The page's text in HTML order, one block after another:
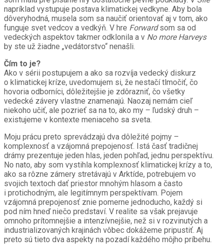
napríklad vystupuje postava klimatickej vedkyne. Aby bola
dôveryhodná, musela som sa naučiť orientovať aj v tom, ako
funguje svet vedcov a vedkýň. V hre Forwardsom sa od
vedeckých aspektov takmer odklonila a v No more Harveys
by ste už žiadne „vedátorstvo“ nenašli.
Čím to je?
Ako v sérii postupujem a ako sa rozvíja vedecký diskurz
o klimatickej kríze, uvedomujem si, že nestačí tlmočiť, čo
hovoria odborníci, dôležitejšie je zdôrazniť, čo všetky
vedecké závery vlastne znamenajú. Naozaj nemám cieľ
niekoho učiť, ale pozrieť sa na to, ako my – ľudský druh –
existujeme v kontexte meniaceho sa sveta.
Moju prácu preto sprevádzajú dva dôležité pojmy –
komplexnosť a vzájomná prepojenosť. Istá časť tradičnej
drámy prezentuje jeden hlas, jeden pohľad, jednu perspektívu.
No nato, aby som vystihla komplexnosť klimatickej krízy a to,
ako sa rôzne zámery stretávajú v Arktíde, potrebujem vo
svojich textoch dať priestor mnohým hlasom a často
i protichodným, ale legitímnym perspektívam. Pojem
vzájomná prepojenosť znie pomerne jednoducho, každý si
pod ním hneď niečo predstaví. V realite sa však prejavuje
omnoho prítomnejšie a intenzívnejšie, než si v rozvinutých a
industrializovaných krajinách vôbec dokážeme pripustiť. Aj
preto sú tieto dva aspekty na pozadí každého môjho príbehu.